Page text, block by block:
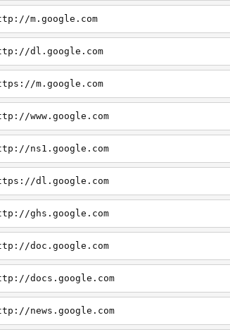
m.google.com
dl.google.com
m.google.com
www.google.com
ns1.google.com
dl.google.com
ghs.google.com
doc.google.com
docs.google.com
news.google.com